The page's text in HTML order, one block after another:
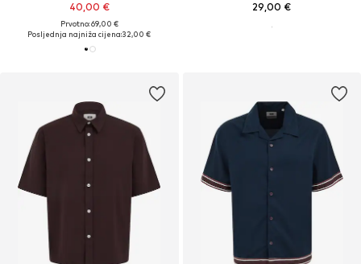
40,00 €
Prvotno: 69,00 €
Posljednja najniža cijena:32,00 €
29,00 €